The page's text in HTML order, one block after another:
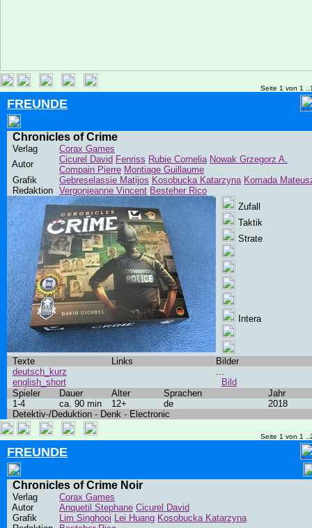
Seite 1 von 1
FREUNDE
Chronicles of Crime
Verlag
Corax Games
Autor
Cicurel David Fenriss Rubie Cornelia Nowak Grzegorz A.
Compain Pierre Montiage Guillaume
Grafik
Gebreselassie Matijos Kosobucka Katarzyna Komada
Redaktion Vergonjeanne Vincent Besteher Rico
Zufall
Taktik
Strate
Intera
Texte Links
Bilder
deutsch_kurz
english_short
...
Bild
Spieler
Dauer Alter Sprachen
Jahr
1-4
ca. 90 min 12+ de
2018
Detektiv-/Deduktion - Denk - Electronic
Seite 1 von 1
FREUNDE
Chronicles of Crime Noir
Verlag
Corax Games
Autor
Anquetil Stephane Cicurel David
Grafik
Lim Singhooi Lei Huang Kosobucka Katarzyna